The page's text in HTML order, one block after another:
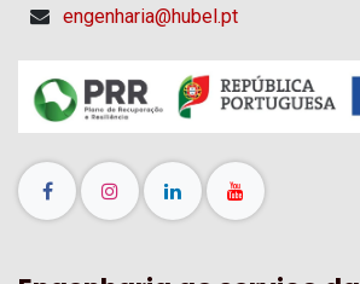
engenharia@hubel.pt